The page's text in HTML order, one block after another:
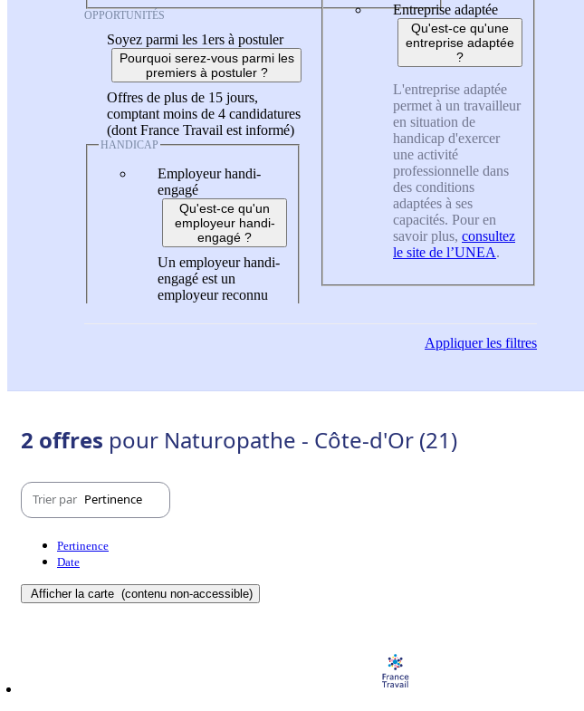
OPPORTUNITÉS
Soyez parmi les 1ers à postuler
Pourquoi serez-vous parmi les
premiers à postuler ?
Offres de plus de 15 jours,
comptant moins de 4 candidatures
(dont France Travail est informé)
HANDICAP
Employeur handi-
engagé
Qu'est-ce qu'un
employeur handi-
engagé ?
Un employeur handi-
engagé est un
employeur reconnu
Entreprise adaptée
Qu'est-ce qu'une
entreprise adaptée
?
L'entreprise adaptée
permet à un travailleur
en situation de
handicap d'exercer
une activité
professionnelle dans
des conditions
adaptées à ses
capacités. Pour en
savoir plus, consultez
le site de l’UNEA.
Appliquerles filtres
2 offres pour Naturopathe - Côte-d'Or (21)
Trier par Pertinence
Pertinence
Date
Afficher la carte (contenu non-accessible)